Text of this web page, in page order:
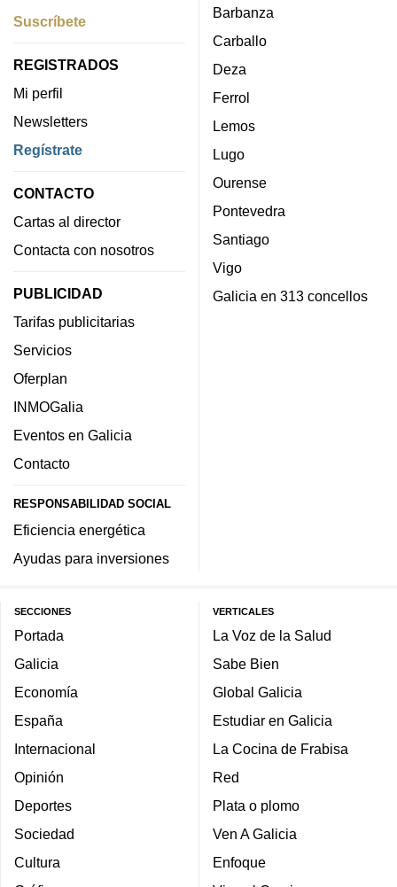
Suscríbete
REGISTRADOS
Mi perfil
Newsletters
Regístrate
CONTACTO
Cartas al director
Contacta con nosotros
PUBLICIDAD
Tarifas publicitarias
Servicios
Oferplan
INMOGalia
Eventos en Galicia
Contacto
RESPONSABILIDAD SOCIAL
Eficiencia energética
Ayudas para inversiones
Barbanza
Carballo
Deza
Ferrol
Lemos
Lugo
Ourense
Pontevedra
Santiago
Vigo
Galicia en 313 concellos
SECCIONES
Portada
Galicia
Economía
España
Internacional
Opinión
Deportes
Sociedad
Cultura
VERTICALES
La Voz de la Salud
Sabe Bien
Global Galicia
Estudiar en Galicia
La Cocina de Frabisa
Red
Plata o plomo
Ven A Galicia
Enfoque